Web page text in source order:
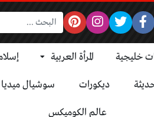
البحث:
خليجية المرأة العربية
ديكورات سوشيال ميديا
عالم الكوميكس